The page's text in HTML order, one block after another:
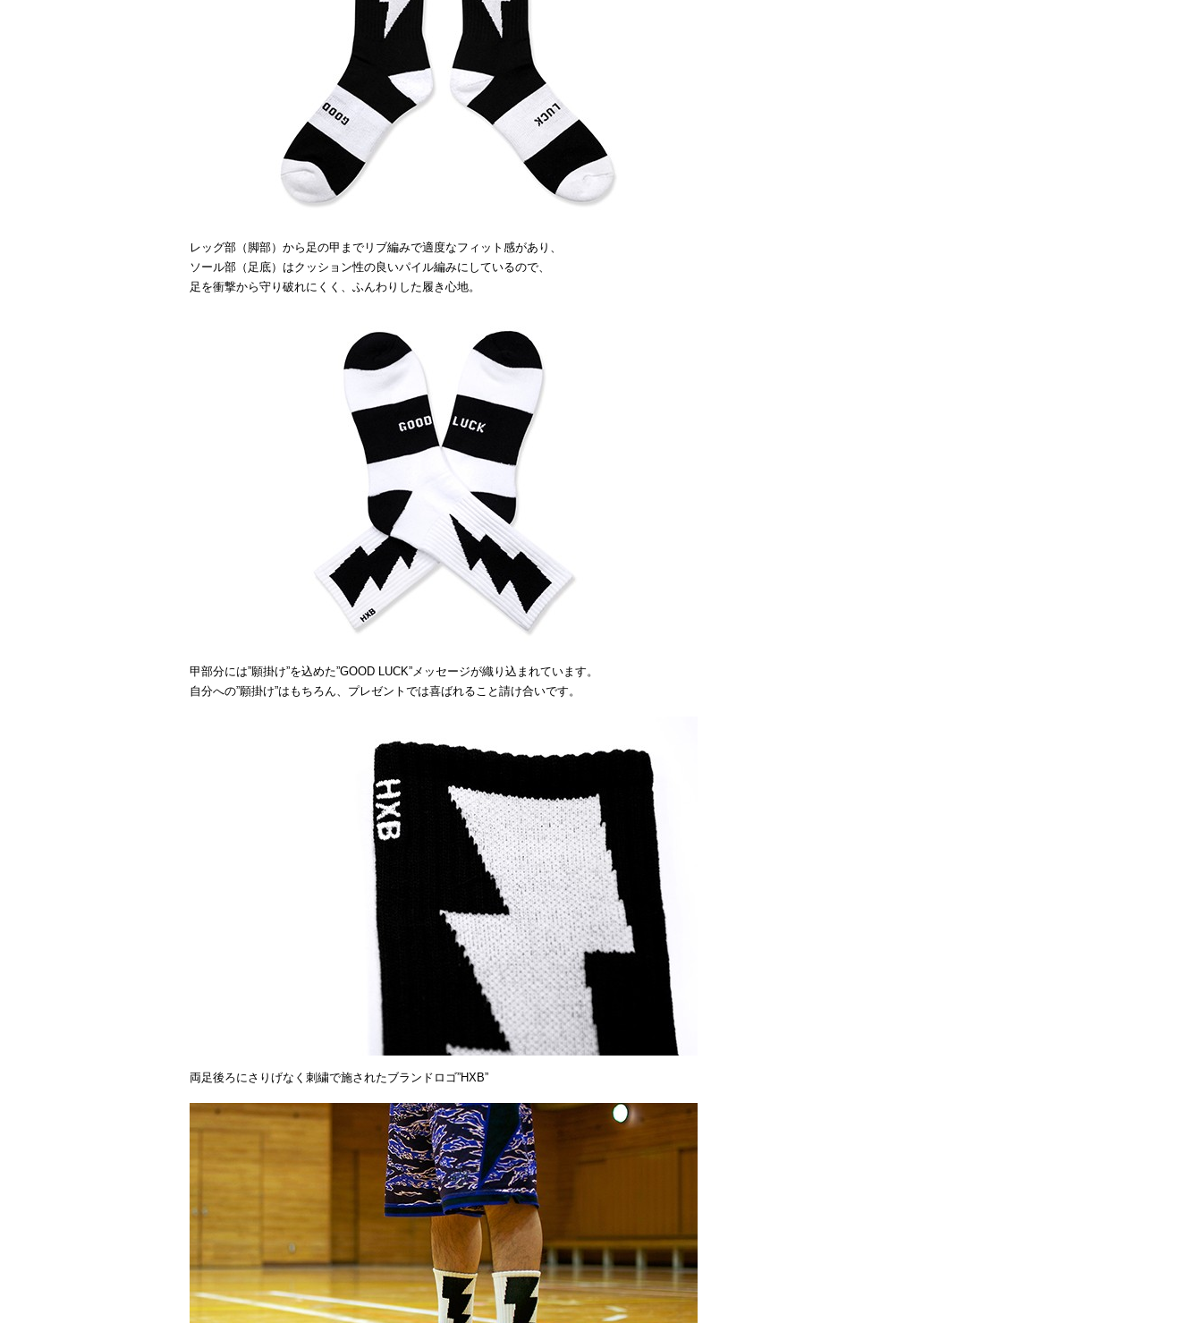
レッグ部（脚部）から足の甲までリブ編みで適度なフィット感があり、
ソール部（足底）はクッション性の良いパイル編みにしているので、
足を衝撃から守り破れにくく、ふんわりした履き心地。
甲部分には”願掛け”を込めた”GOOD LUCK”メッセージが織り込まれています。
自分への”願掛け”はもちろん、プレゼントでは喜ばれること請け合いです。
両足後ろにさりげなく刺繍で施されたブランドロゴ”HXB”